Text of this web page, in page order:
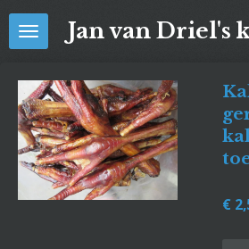
Ga
direct
hoofdinhoud
Jan van Driel's
€